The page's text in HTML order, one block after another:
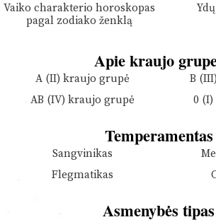
Vaiko charakterio horoskopas
pagal zodiako ženklą
Apie kraujo
A (II) kraujo grupė
B
AB (IV) kraujo grupė
0
Temperamentas
Sangvinikas
Flegmatikas
Asmenybės tipas